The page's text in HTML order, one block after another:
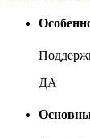
ДА